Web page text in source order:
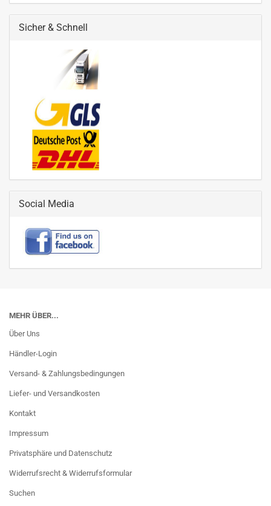
Sicher & Schnell
Social Media
MEHR ÜBER...
Über Uns
Händler-Login
Versand- & Zahlungsbedingungen
Liefer- und Versandkosten
Kontakt
Impressum
Privatsphäre und Datenschutz
Widerrufsrecht & Widerrufsformular
Suchen